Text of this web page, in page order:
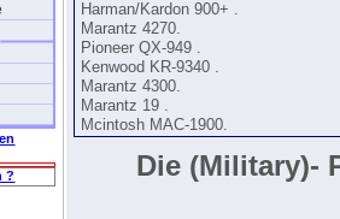
?
Harman/Kardon 900+ .
Marantz 4270.
Pioneer QX-949 .
Kenwood KR-9340 .
Marantz 4300.
Marantz 19 .
Mcintosh MAC-1900.
Die (Military)-